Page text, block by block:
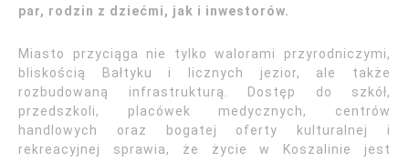
par, rodzin z dziećmi, jak i inwestorów.
Miasto przyciąga nie tylko walorami przyrodniczymi,
bliskością Bałtyku i licznych jezior, ale także
rozbudowaną infrastrukturą. Dostęp do szkół,
przedszkoli, placówek medycznych, centrów
handlowych oraz bogatej oferty kulturalnej i
rekreacyjnej sprawia, że życie w Koszalinie jest